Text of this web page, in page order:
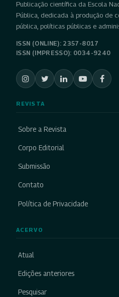
Publicação científica da Escola
Pública, dedicada à produção de
pública, políticas públicas e
ISSN (ONLINE): 2357-8017
ISSN (IMPRESSO): 0034-9240
REVISTA
Sobre a Revista
Corpo Editorial
Submissão
Contato
Política de Privacidade
ACERVO
Atual
Edições anteriores
Pesquisar